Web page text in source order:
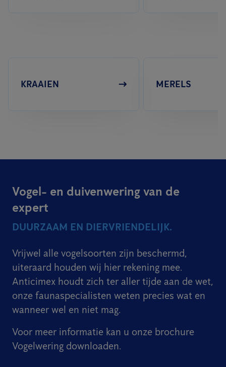
KRAAIEN MERELS
Vogel- en duivenwering van de
expert
DUURZAAM EN DIERVRIENDELIJK.
Vrijwel alle vogelsoorten zijn beschermd,
uiteraard houden wij hier rekening mee.
Anticimex houdt zich ter aller tijde aan de wet,
onze faunaspecialisten weten precies wat en
wanneer wel en niet mag.
Voor meer informatie kan u onze brochure
Vogelwering downloaden.